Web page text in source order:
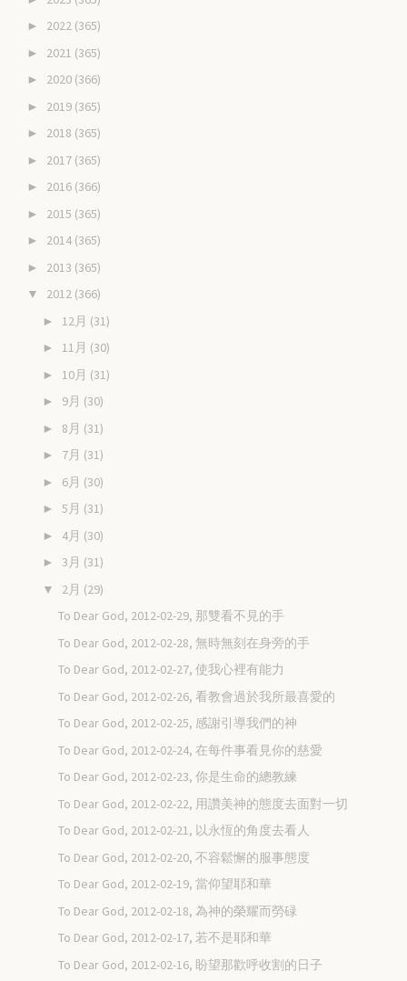
► 2022 (365)
► 2021 (365)
► 2020 (366)
► 2019 (365)
► 2018 (365)
► 2017 (365)
► 2016 (366)
► 2015 (365)
► 2014 (365)
► 2013 (365)
▼ 2012 (366)
► 12月 (31)
► 11月 (30)
► 10月 (31)
► 9月 (30)
► 8月 (31)
► 7月 (31)
► 6月 (30)
► 5月 (31)
► 4月 (30)
► 3月 (31)
▼ 2月 (29)
To Dear God, 2012-02-29, 那雙看不見的手
To Dear God, 2012-02-28, 無時無刻在身旁的手
To Dear God, 2012-02-27, 使我心裡有能力
To Dear God, 2012-02-26, 看教會過於我所最喜愛的
To Dear God, 2012-02-25, 感謝引導我們的神
To Dear God, 2012-02-24, 在每件事看見你的慈愛
To Dear God, 2012-02-23, 你是生命的總教練
To Dear God, 2012-02-22, 用讚美神的態度去面對一切
To Dear God, 2012-02-21, 以永恆的角度去看人
To Dear God, 2012-02-20, 不容鬆懈的服事態度
To Dear God, 2012-02-19, 當仰望耶和華
To Dear God, 2012-02-18, 為神的榮耀而勞碌
To Dear God, 2012-02-17, 若不是耶和華
To Dear God, 2012-02-16, 盼望那歡呼收割的日子